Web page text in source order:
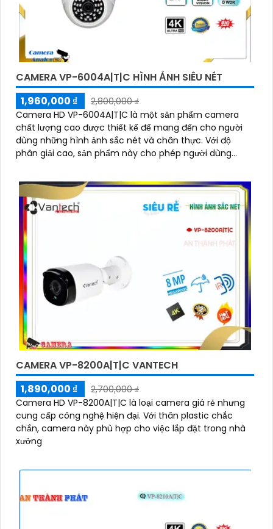
CAMERA VP-6004A|T|C HÌNH ẢNH SIÊU NÉT
1,960,000 ₫
2,800,000 ₫
Camera HD VP-6004A|T|C là một sản phẩm camera
chất lượng cao được thiết kế để mang đến cho người
dùng những hình ảnh sắc nét và chân thực. Với độ
phân giải cao, sản phẩm này cho phép người dùng
CAMERA VP-8200A|T|C VANTECH
1,890,000 ₫
2,700,000 ₫
Camera HD VP-8200A|T|C là loại camera giá rẻ nhưng
cung cấp công nghệ hiện đại. Với thân plastic chắc
chắn, camera này phù hợp cho việc lắp đặt trong nhà
xưởng